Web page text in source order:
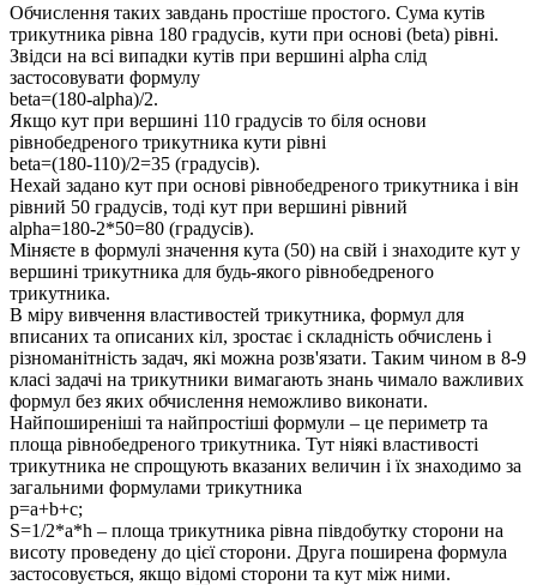
Обчислення таких завдань простіше простого. Сума кутів
трикутника рівна 180 градусів, кути при основі (beta) рівні.
Звідси на всі випадки кутів при вершині alpha слід
застосовувати формулу
beta=(180-alpha)/2.
Якщо кут при вершині 110 градусів то біля основи
рівнобедреного трикутника кути рівні
beta=(180-110)/2=35 (градусів).
Нехай задано кут при основі рівнобедреного трикутника і він
рівний 50 градусів, тоді кут при вершині рівний
alpha=180-2*50=80 (градусів).
Міняєте в формулі значення кута (50) на свій і знаходите кут у
вершині трикутника для будь-якого рівнобедреного
трикутника.
В міру вивчення властивостей трикутника, формул для
вписаних та описаних кіл, зростає і складність обчислень і
різноманітність задач, які можна розв'язати. Таким чином в 8-9
класі задачі на трикутники вимагають знань чимало важливих
формул без яких обчислення неможливо виконати.
Найпоширеніші та найпростіші формули – це периметр та
площа рівнобедреного трикутника. Тут ніякі властивості
трикутника не спрощують вказаних величин і їх знаходимо за
загальними формулами трикутника
p=a+b+c;
S=1/2*a*h – площа трикутника рівна півдобутку сторони на
висоту проведену до цієї сторони. Друга поширена формула
застосовується, якщо відомі сторони та кут між ними.